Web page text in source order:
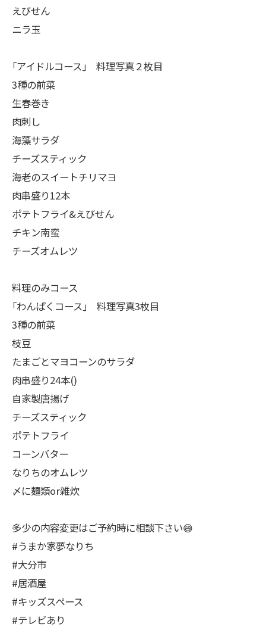
えびせん
ニラ玉
｢アイドルコース｣ 料理写真２枚目
3種の前菜
生春巻き
肉刺し
海藻サラダ
チーズスティック
海老のスイートチリマヨ
肉串盛り12本
ポテトフライ&えびせん
チキン南蛮
チーズオムレツ
料理のみコース
｢わんぱくコース｣ 料理写真3枚目
3種の前菜
枝豆
たまごとマヨコーンのサラダ
肉串盛り24本()
自家製唐揚げ
チーズスティック
ポテトフライ
コーンバター
なりちのオムレツ
〆に麺類or雑炊
多少の内容変更はご予約時に相談下さい😅
#うまか家夢なりち
#大分市
#居酒屋
#キッズスペース
#テレビあり